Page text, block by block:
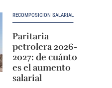
RECOMPOSICIÓN SALARIAL
Paritaria
petrolera 2026-
2027: de cuánto
es el aumento
salarial